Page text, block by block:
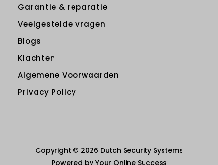
Garantie & reparatie
Veelgestelde vragen
Blogs
Klachten
Algemene Voorwaarden
Privacy Policy
Copyright © 2026 Dutch Security Systems
Powered by Your Online Success